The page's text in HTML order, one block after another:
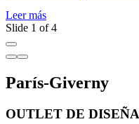
Leer más
Slide 1 of 4
París-Giverny
OUTLET DE